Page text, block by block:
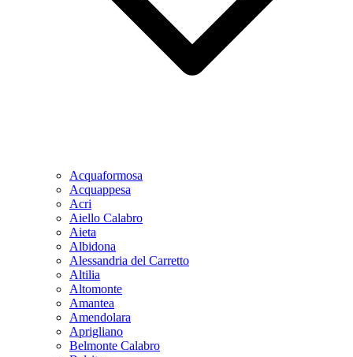
Acquaformosa
Acquappesa
Acri
Aiello Calabro
Aieta
Albidona
Alessandria del Carretto
Altilia
Altomonte
Amantea
Amendolara
Aprigliano
Belmonte Calabro